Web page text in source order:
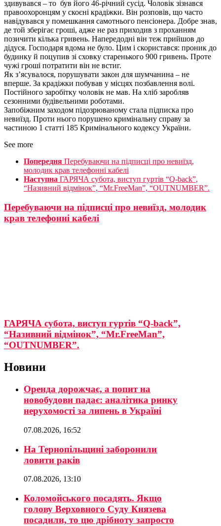
здивувався – то був його 46-річний сусід. Чоловік зізнався
правоохоронцям у скоєні крадіжки. Він розповів, що часто
навідувався у помешкання самотнього пенсіонера. Добре знав,
де той зберігає гроші, адже не раз приходив з проханням
позичити кілька гривень. Напередодні він теж прийшов до
дідуся. Господаря вдома не було. Цим і скористався: проник до
будинку й поцупив зі сховку старенького 900 гривень. Проте
чужі гроші потратити він не встиг.
Як з’ясувалося, порушувати закон для шумчанина – не
вперше. За крадіжки побував у місцях позбавлення волі.
Постійного заробітку чоловік не мав. На хліб заробляв
сезонними будівельними роботами.
Запобіжним заходом підозрюваному стала підписка про
невиїзд. Проти нього порушено кримінальну справу за
частиною 1 статті 185 Кримінального кодексу України.
See more
Попередня Перебуваючи на підписці про невиїзд,
молодик крав телефонні кабелі
Наступна ГАРЯЧА субота, виступ гуртів “Q-back”,
“Називний відмінок”, “Mr.FreeMan”, “OUTNUMBER”.
Перебуваючи на підписці про невиїзд, молодик
крав телефонні кабелі
ГАРЯЧА субота, виступ гуртів “Q-back”,
“Називний відмінок”, “Mr.FreeMan”,
“OUTNUMBER”.
Новини
Оренда дорожчає, а попит на
новобудови падає: аналітика ринку
нерухомості за липень в Україні
07.08.2026, 16:52
На Тернопільщині заборонили
ловити раків
07.08.2026, 13:10
Коломойського посадять. Якщо
голову Верховного Суду Князева
посадили, то цю дрібноту запросто